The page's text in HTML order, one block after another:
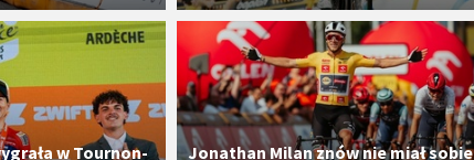
w Tournon- ​Jonathan Milan znów nie miał sobie